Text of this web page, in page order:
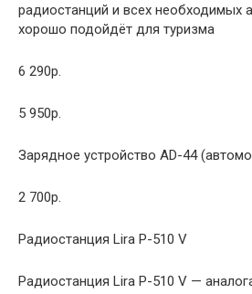
радиостанций и всех необходимых
хорошо подойдёт для туризма
6 290р.
5 950р.
Зарядное устройство AD-44
2 700р.
Радиостанция Lira P-510 V
Радиостанция Lira P-510 V —